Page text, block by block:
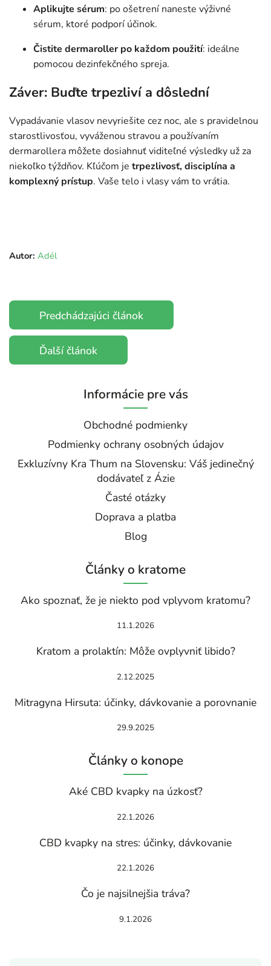
Aplikujte sérum: po ošetrení naneste výživné
sérum, ktoré podporí účinok.
Čistite dermaroller po každom použití: ideálne
pomocou dezinfekčného spreja.
Záver: Buďte trpezliví a dôslední
Vypadávanie vlasov nevyriešite cez noc, ale s pravidelnou
starostlivosťou, vyváženou stravou a používaním
dermarollera môžete dosiahnuť viditeľné výsledky už za
niekoľko týždňov. Kľúčom je trpezlivosť, disciplína a
komplexný prístup. Vaše telo i vlasy vám to vrátia.
Autor: Adél
Predchádzajúci článok
Ďalší článok
Informácie pre vás
Obchodné podmienky
Podmienky ochrany osobných údajov
Exkluzívny Kra Thum na Slovensku: Váš jedinečný
dodávateľ z Ázie
Časté otázky
Doprava a platba
Blog
Články o kratome
Ako spoznať, že je niekto pod vplyvom kratomu?
11.1.2026
Kratom a prolaktín: Môže ovplyvniť libido?
2.12.2025
Mitragyna Hirsuta: účinky, dávkovanie a porovnanie
29.9.2025
Články o konope
Aké CBD kvapky na úzkosť?
22.1.2026
CBD kvapky na stres: účinky, dávkovanie
22.1.2026
Čo je najsilnejšia tráva?
9.1.2026